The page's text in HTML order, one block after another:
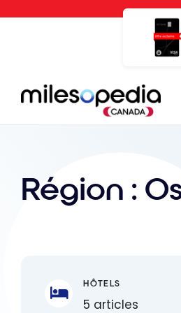
Panneau de gestion des
Région :
HÔTELS
5 articles